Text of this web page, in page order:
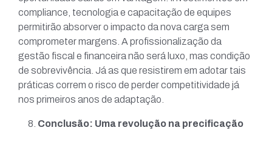
compliance, tecnologia e capacitação de equipes
permitirão absorver o impacto da nova carga sem
comprometer margens. A profissionalização da
gestão fiscal e financeira não será luxo, mas condição
de sobrevivência. Já as que resistirem em adotar tais
práticas correm o risco de perder competitividade já
nos primeiros anos de adaptação.
Conclusão: Uma revolução na precificação